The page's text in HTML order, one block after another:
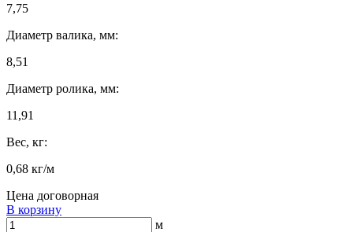
7,75
Диаметр валика, мм:
8,51
Диаметр ролика, мм:
11,91
Вес, кг:
0,68 кг/м
Цена договорная
В корзину
м